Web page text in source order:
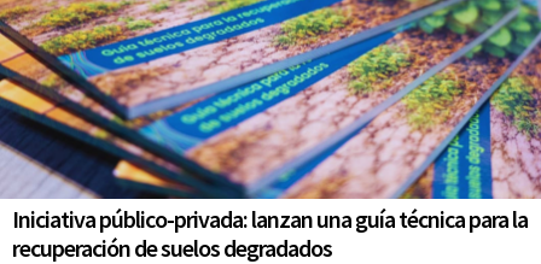
Iniciativa público-privada: lanzan una guía técnica para la
recuperación de suelos degradados